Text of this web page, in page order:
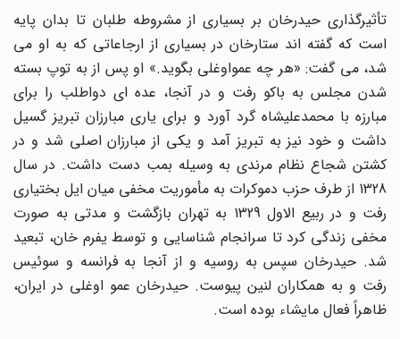
تأثیرگذاری حیدرخان بر بسیاری از مشروطه طلبان تا بدان پایه
است که گفته اند ستارخان در بسیاری از ارجاعاتی که به او می
شد، می گفت: «هر چه عمواوغلی بگوید.» او پس از به توپ بسته
شدن مجلس به باکو رفت و در آنجا، عده ای دواطلب را برای
مبارزه با محمدعلیشاه گرد آورد و برای یاری مبارزان تبریز گسیل
داشت و خود نیز به تبریز آمد و یکی از مبارزان اصلی شد و در
کشتن شجاع نظام مرندی به وسیله بمب دست داشت. در سال
1328 از طرف حزب دموکرات به مأموریت مخفی میان ایل بختیاری
رفت و در ربیع الاول 1329 به تهران بازگشت و مدتی به صورت
مخفی زندگی کرد تا سرانجام شناسایی و توسط یفرم خان، تبعید
شد. حیدرخان سپس به روسیه و از آنجا به فرانسه و سوئیس
رفت و به همکاران لنین پیوست. حیدرخان عمو اوغلی در ایران،
ظاهراً فعال مایشاء بوده است.